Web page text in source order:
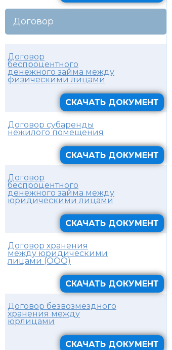
Договор
Договор
беспроцентного
денежного займа между
физическими лицами
СКАЧАТЬ ДОКУМЕНТ
Договор субаренды
нежилого помещения
СКАЧАТЬ ДОКУМЕНТ
Договор
беспроцентного
денежного займа между
юридическими лицами
СКАЧАТЬ ДОКУМЕНТ
Договор хранения
между юридическими
лицами (ООО)
СКАЧАТЬ ДОКУМЕНТ
Договор безвозмездного
хранения между
юрлицами
СКАЧАТЬ ДОКУМЕНТ